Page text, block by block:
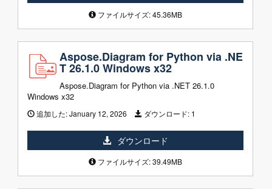
ファイルサイズ: 45.36MB
Aspose.Diagram for Python via .NE
T 26.1.0 Windows x32
Aspose.Diagram for Python via .NET 26.1.0
Windows x32
追加した:January 12, 2026 ダウンロード: 1
ダウンロード
ファイルサイズ: 39.49MB